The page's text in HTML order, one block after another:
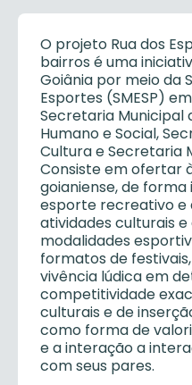
O projeto Rua dos
bairros é uma
Goiânia por meio da
Esportes (SMESP)
Secretaria Municipal
Humano e Social,
Cultura e Secretaria
Consiste em ofertar
goianiense, de
esporte recreativo e
atividades culturais e
modalidades
formatos de
vivência lúdica em
competitividade
culturais e de
como forma de
e a interação a
com seus pares.